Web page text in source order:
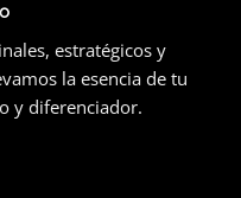
estratégicos y
la esencia de tu
y diferenciador.